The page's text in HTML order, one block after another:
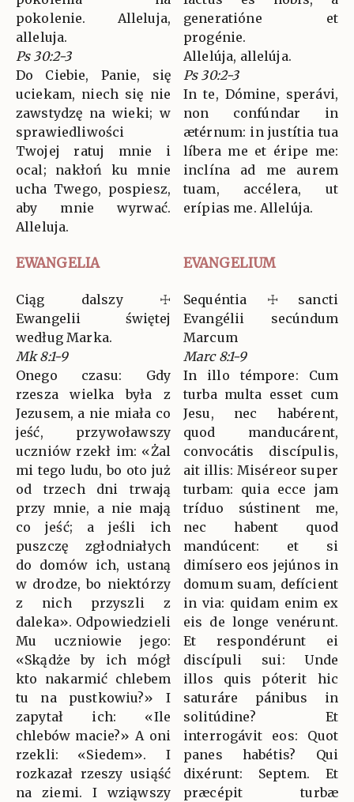
pokolenie. Alleluja,
alleluja.
Ps 30:2-3
Do Ciebie, Panie, się
uciekam, niech się nie
zawstydzę na wieki; w
sprawiedliwości
Twojej ratuj mnie i
ocal; nakłoń ku mnie
ucha Twego, pospiesz,
aby mnie wyrwać.
Alleluja.
generatióne et
progénie.
Allelúja, allelúja.
Ps 30:2-3
In te, Dómine, sperávi,
non confúndar in
ætérnum: in justítia tua
líbera me et éripe me:
inclína ad me aurem
tuam, accélera, ut
erípias me. Allelúja.
EWANGELIA EVANGELIUM
Ciąg dalszy ☩
Ewangelii świętej
według Marka.
Mk 8:1-9
Onego czasu: Gdy
rzesza wielka była z
Jezusem, a nie miała co
jeść, przywoławszy
uczniów rzekł im: «Żal
mi tego ludu, bo oto już
od trzech dni trwają
przy mnie, a nie mają
co jeść; a jeśli ich
puszczę zgłodniałych
do domów ich, ustaną
w drodze, bo niektórzy
z nich przyszli z
daleka». Odpowiedzieli
Mu uczniowie jego:
«Skądże by ich mógł
kto nakarmić chlebem
tu na pustkowiu?» I
zapytał ich: «Ile
chlebów macie?» A oni
rzekli: «Siedem». I
rozkazał rzeszy usiąść
na ziemi. I wziąwszy
Sequéntia ☩ sancti
Evangélii secúndum
Marcum
Marc 8:1-9
In illo témpore: Cum
turba multa esset cum
Jesu, nec habérent,
quod manducárent,
convocátis discípulis,
ait illis: Miséreor super
turbam: quia ecce jam
tríduo sústinent me,
nec habent quod
mandúcent: et si
dimísero eos jejúnos in
domum suam, defícient
in via: quidam enim ex
eis de longe venérunt.
Et respondérunt ei
discípuli sui: Unde
illos quis póterit hic
saturáre pánibus in
solitúdine? Et
interrogávit eos: Quot
panes habétis? Qui
dixérunt: Septem. Et
præcépit turbæ